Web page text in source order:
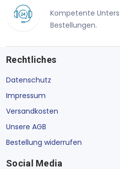
Kompetente
Bestellungen.
Rechtliches
Datenschutz
Impressum
Versandkosten
Unsere AGB
Bestellung widerrufen
Social Media